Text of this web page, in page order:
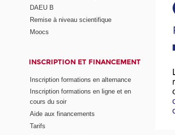
DAEU B
Remise à niveau scientifique
Moocs
INSCRIPTION ET FINANCEMENT
Inscription formations en alternance
Inscription formations en ligne et en
cours du soir
Aide aux financements
Tarifs